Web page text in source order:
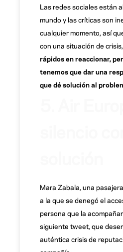
Las redes sociales están
mundo y las críticas son
cualquier momento, así
con una situación de
rápidos en reaccionar,
tenemos que dar una
que dé solución al
Mara Zabala, una
a la que se denegó el
persona que la
siguiente tweet, que
auténtica crisis de